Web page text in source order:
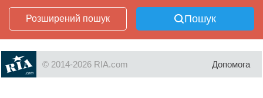
Розширений пошук Пошук
© 2014-2026 RIA.com Допомога